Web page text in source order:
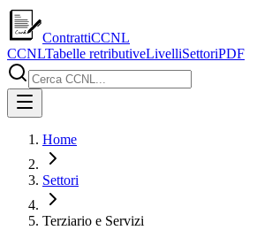
ContrattiCCNL
CCNLTabelle retributiveLivelliSettoriPDF
Home
Settori
Terziario e Servizi